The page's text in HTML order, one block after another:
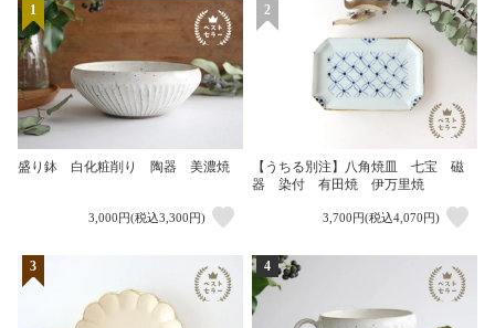
1
盛り鉢 白化粧削り 陶器 美濃焼
3,000円(税込3,300円)
2
【うちる別注】八角焼皿 七宝 磁
器 染付 有田焼 伊万里焼
3,700円(税込4,070円)
3 4